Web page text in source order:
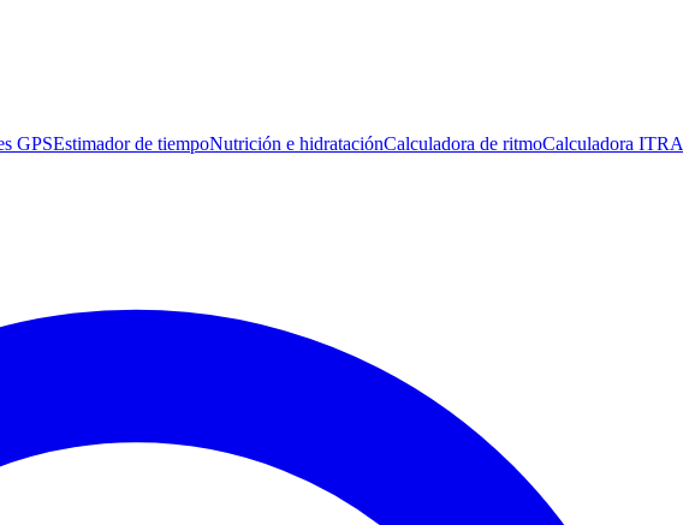
GPSEstimador de tiempoNutrición e hidrataciónCalculadora de ritmoCalculadora ITRA